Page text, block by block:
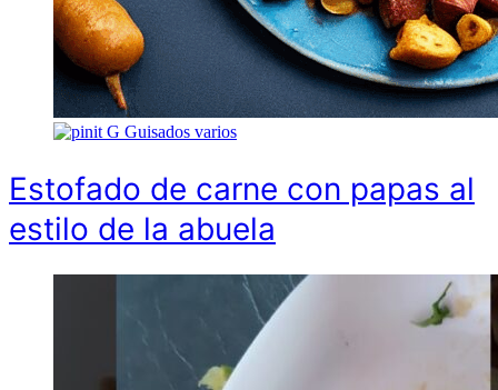
G Guisados varios
Estofado de carne con papas al
estilo de la abuela